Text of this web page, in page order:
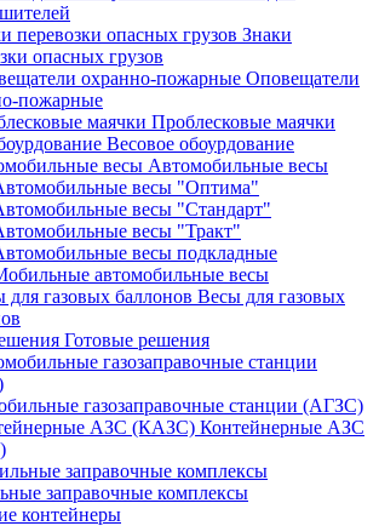
Знаки
опасных грузов
Оповещатели
пожарные
Проблесковые маячки
Весовое обоурдование
Автомобильные весы
весы "Оптима"
весы "Стандарт"
весы "Тракт"
весы подкладные
автомобильные весы
Весы для газовых
Готовые решения
газозаправочные станции (АГЗС)
Контейнерные АЗС
заправочные комплексы
контейнеры